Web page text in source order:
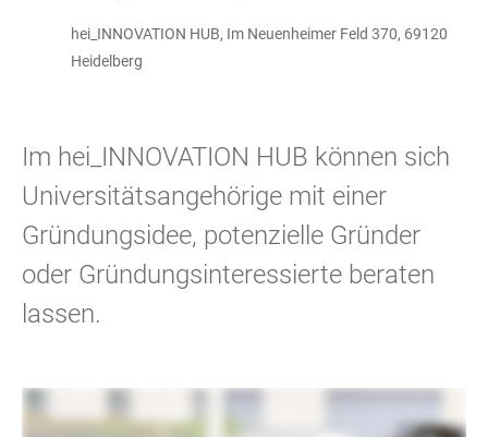
hei_INNOVATION HUB, Im Neuenheimer Feld 370, 69120
Heidelberg
Im hei_INNOVATION HUB können sich
Universitätsangehörige mit einer
Gründungsidee, potenzielle Gründer
oder Gründungsinteressierte beraten
lassen.